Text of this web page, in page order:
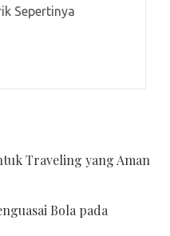
Sepertinya
Traveling yang Aman
Bola pada